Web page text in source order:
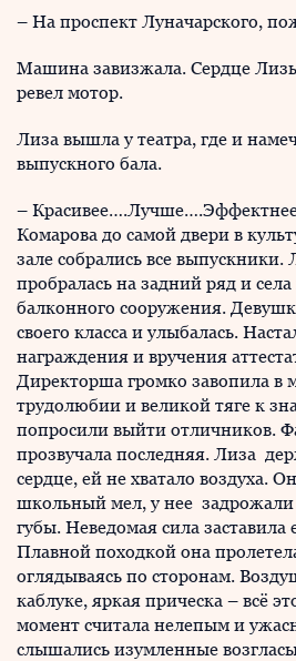
– На проспект Луначарского,
Машина завизжала. Сердце
ревел мотор.
Лиза вышла у театра, где и
выпускного бала.
–
Комарова до самой двери в
зале собрались все выпускники.
пробралась на задний ряд и
балконного сооружения.
своего класса и улыбалась.
награждения и вручения
Директорша громко завопила в
трудолюбии и великой тяге к
попросили выйти отличников.
прозвучала последняя. Лиза
сердце, ей не хватало воздуха.
школьный мел, у нее задрожали
губы. Неведомая сила заставила
Плавной походкой она
оглядываясь по сторонам.
каблуке, яркая прическа – всё
момент считала нелепым и
слышались изумленные